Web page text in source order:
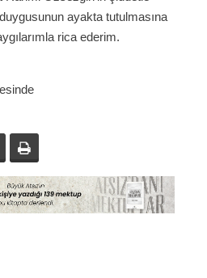
ayakta tutulmasına
rica ederim.
Bağlanıyı kopyala